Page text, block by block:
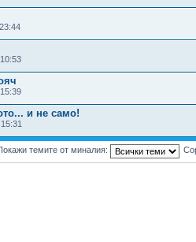
и не само!
темите от миналия: